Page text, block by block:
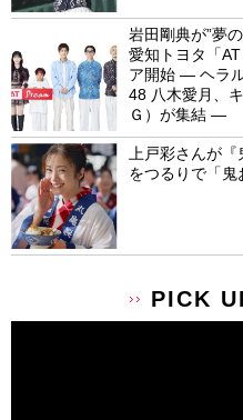
岩田剛典が”夢
愛知トヨタ「
ア開始 ― ヘラ
48 八木愛月、
Ｇ）が集結 ―
上戸彩さんが
をつるりで「鬼
PICK